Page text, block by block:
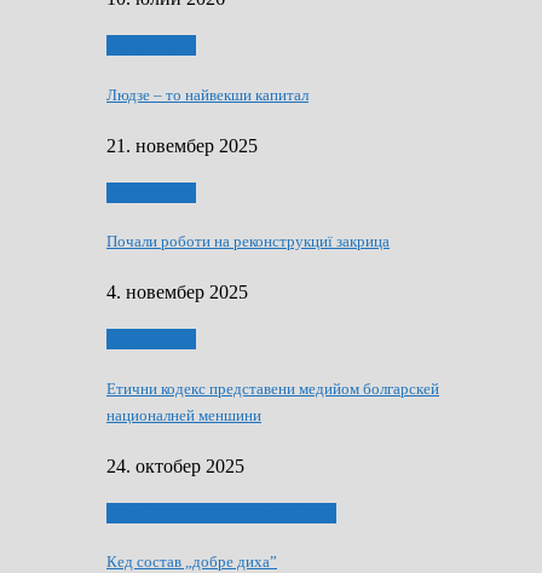
Людзе – то найвекши капитал
21. новембер 2025
Почали роботи на реконструкциї закрица
4. новембер 2025
Етични кодекс представени медийом болгарскей
националней меншини
24. октобер 2025
Кед состав „добре диха”